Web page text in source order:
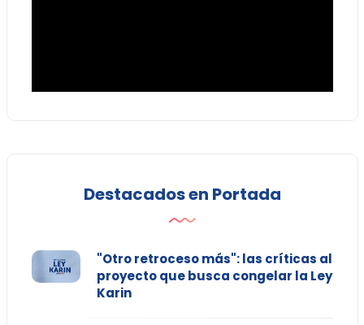
Destacados en Portada
"Otro retroceso más": las críticas al
proyecto que busca congelar la Ley
Karin